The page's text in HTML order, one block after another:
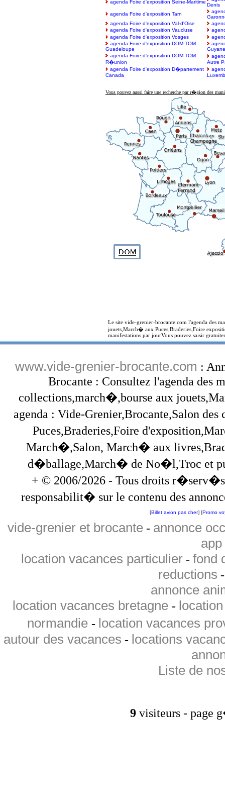
agenda Foire d'exposition Seine-Maritime
Denis
agenda Foire d'exposition Tarn
agenda Foire d'exposition Val-d'Oise
agenda Foire d'exposition Vaucluse
agenda Foire d'exposition Vosges
agenda Foire d'exposition DOM-TOM
Guadeloupe
Guyane
agenda Foire d'exposition DOM-TOM
R�union
Autre
agenda Foire d'exposition D�partement
Canada
Vous pouvez aussi faire une recherche par r�gion des
Le site vide-grenier-brocante.com l'agenda des
jouets,March� aux Puces,Braderies,Foire
manifestations par jourVous pouvez saisir
www.vide-grenier-brocante.com :
Brocante : Consultez l'agenda des
collections,march�,bourse aux
agenda : Vide-Grenier,Brocante,Salon
Puces,Braderies,Foire
March�,Salon, March� aux
d�ballage,March� de No�l,Troc et
+ © 2006/2026 - Tous droits
responsabilit� sur le contenu des
[Billet avion pas cher] [Promo
vide-grenier et brocante- annonce
location vacances particulier - fond
reductions
annonce
location vacances bretagne -
normandie - location vacances
autour des vacances - locations
Liste de
9visiteurs - page